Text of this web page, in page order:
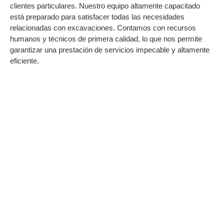
clientes particulares. Nuestro equipo altamente capacitado
está preparado para satisfacer todas las necesidades
relacionadas con excavaciones. Contamos con recursos
humanos y técnicos de primera calidad, lo que nos permite
garantizar una prestación de servicios impecable y altamente
eficiente.